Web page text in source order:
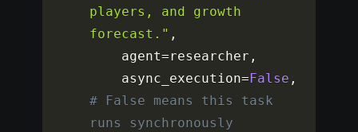
players, and growth
forecast." ,
    agent
=researcher ,
    async_execution
= False ,
# False means this task
runs synchronously